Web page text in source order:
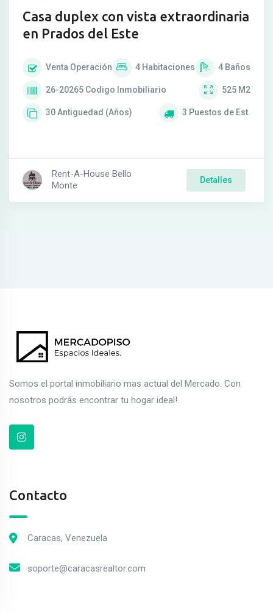
Casa duplex con vista extraordinaria
en Prados del Este
Venta Operación 4 Habitaciones 4 Baños
26-20265 Codigo Inmobiliario 525 M2
30Antiguedad (Años) 3 Puestos de Est.
Rent-A-House Bello
Monte
Detalles
Somos el portal inmobiliario mas actual del Mercado. Con
nosotros podrás encontrar tu hogar ideal!
Contacto
Caracas, Venezuela
soporte@caracasrealtor.com